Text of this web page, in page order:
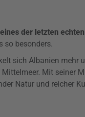
der letzten
so besonders.
sich Albanien mehr
Mittelmeer. Mit seiner
Natur und reicher